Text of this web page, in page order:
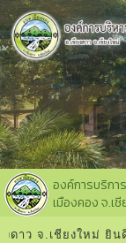
องค์การบริกา
เมืองคอง จ.เชี
าว จ.เชียงใหม่ ยิน